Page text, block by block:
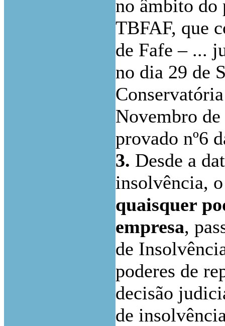
no âmbito do
TBFAF, que
de Fafe – ...
no dia 29 de
Novembro
provado nº6
3. Desde a
insolvência,
quaisquer
empresa,
de
poderes de
decisão
de